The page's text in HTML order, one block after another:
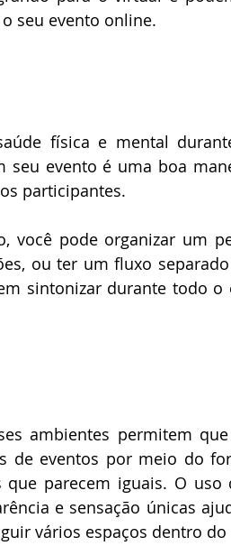
seu evento online.
física e mental
seu evento é uma boa
participantes.
você pode organizar um
ou ter um fluxo
sintonizar durante todo o
ambientes permitem
de eventos por meio do
parecem iguais. O uso
e sensação únicas
vários espaços dentro do